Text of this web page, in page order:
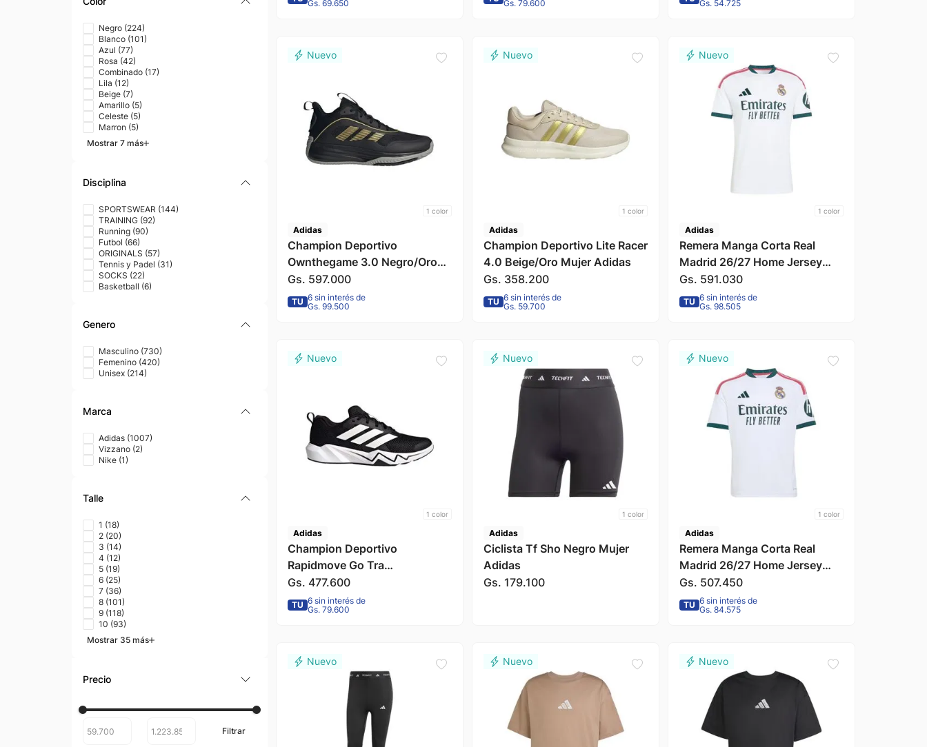
Negro (224)
Blanco (101 )
Azul (77)
Rosa (42)
Combinado (17)
Lila (12)
Beige (7)
Amarillo (5)
Celeste (5)
Marron (5)
Mostrar 7 más
Disciplina
SPORTSWEAR (144)
TRAINING (92)
Running (90)
Futbol (66)
ORIGINALS (57)
Tennis y Padel (31 )
SOCKS (22)
Basketball (6)
Genero
Masculino (730)
Femenino (420)
Unisex (214)
Marca
Adidas (1007)
Vizzano (2)
Nike (1 )
Talle
1 (18)
2 (20)
3 (14)
4 (12)
5 (19)
6 (25)
7 (36)
8 (101 )
9 (118)
10 (93)
Mostrar 35 más
Gs. 69.650
Gs. 79.600
Gs. 54.725
1 color
Adidas
Champion Deportivo
Ownthegame 3.0 Negro/Oro
Hombre Adidas
Gs. 597.000
TU 6 sin interés de
Gs. 99.500
1 color
Adidas
Champion Deportivo Lite Racer
4.0 Beige/Oro Mujer Adidas
Gs. 358.200
TU 6 sin interés de
Gs. 59.700
1 color
Adidas
Remera Manga Corta Real
Madrid 26/27 Home Jersey
Blanco Hombre Adidas
Gs. 591.030
TU 6 sin interés de
Gs. 98.505
1 color
Adidas
Champion Deportivo
Rapidmove Go Tra
Negro/Blanco Hombre Adidas
Gs. 477.600
TU 6 sin interés de
Gs. 79.600
1 color
Adidas
Ciclista Tf Sho Negro Mujer
Adidas
Gs. 179.100
1 color
Adidas
Remera Manga Corta Real
Madrid 26/27 Home Jersey
Blanco Infantil Adidas
Gs. 507.450
TU 6 sin interés de
Gs. 84.575